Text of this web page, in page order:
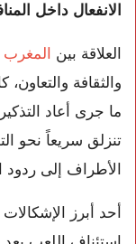
الانفعال داخل
العلاقة بين
والثقافة
ما جرى أعاد
تنزلق سريعاً نحو
الأطراف إلى ردود
أحد أبرز